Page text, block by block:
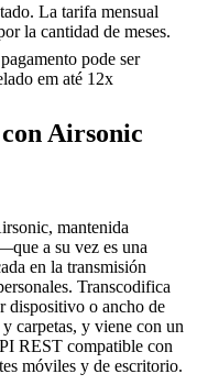
La tarifa mensual
la cantidad de meses.
Airsonic
mantenida
a su vez es una
en la transmisión
Transcodifica
dispositivo o ancho de
carpetas, y viene con un
REST compatible con
móviles y de escritorio.